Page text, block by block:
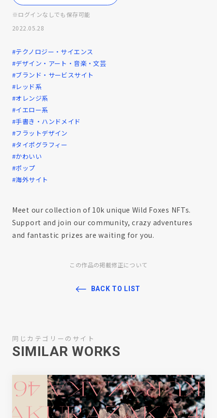
※ログインなしでも保存可能
2022.05.28
#テクノロジー・サイエンス
#デザイン・アート・音楽・文芸
#ブランド・サービスサイト
#レッド系
#オレンジ系
#イエロー系
#手書き・ハンドメイド
#フラットデザイン
#タイポグラフィー
#かわいい
#ポップ
#海外サイト
Meet our collection of 10k unique Wild Foxes NFTs.
Support and join our community, сrazy adventures
and fantastic prizes are waiting for you.
この作品の掲載修正について
BACK TO LIST
同じカテゴリーのサイト
SIMILAR WORKS